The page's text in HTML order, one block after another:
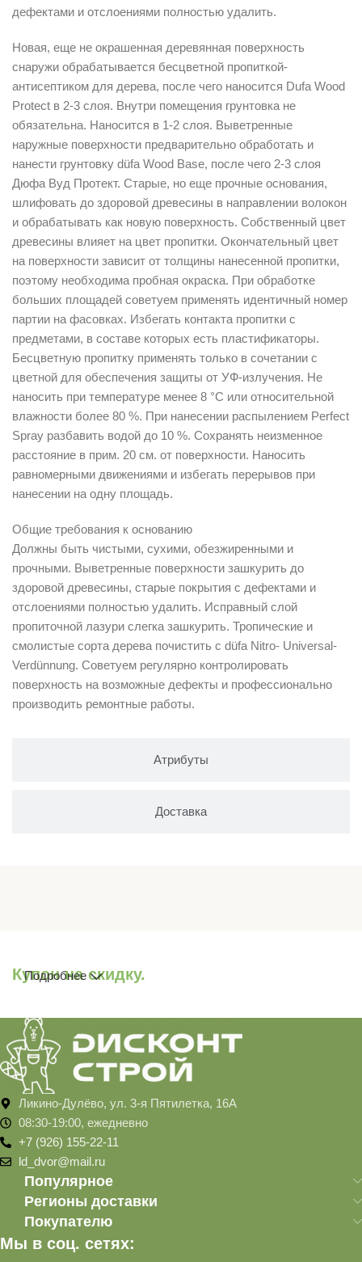
Атрибуты
Доставка
дефектами и отслоениями полностью удалить.
Новая, еще не окрашенная деревянная поверхность
снаружи обрабатывается бесцветной пропиткой-
антисептиком для дерева, после чего наносится Dufa Wood
Protect в 2-3 слоя. Внутри помещения грунтовка не
обязательна. Наносится в 1-2 слоя. Выветренные
наружные поверхности предварительно обработать и
нанести грунтовку düfa Wood Base, после чего 2-3 слоя
Дюфа Вуд Протект. Старые, но еще прочные основания,
шлифовать до здоровой древесины в направлении волокон
и обрабатывать как новую поверхность. Собственный цвет
древесины влияет на цвет пропитки. Окончательный цвет
на поверхности зависит от толщины нанесенной пропитки,
поэтому необходима пробная окраска. При обработке
больших площадей советуем применять идентичный номер
партии на фасовках. Избегать контакта пропитки с
предметами, в составе которых есть пластификаторы.
Бесцветную пропитку применять только в сочетании с
цветной для обеспечения защиты от УФ-излучения. Не
наносить при температуре менее 8 °C или относительной
влажности более 80 %. При нанесении распылением Perfect
Spray разбавить водой до 10 %. Сохранять неизменное
расстояние в прим. 20 см. от поверхности. Наносить
равномерными движениями и избегать перерывов при
нанесении на одну площадь.
Общие требования к основанию
Должны быть чистыми, сухими, обезжиренными и
прочными. Выветренные поверхности зашкурить до
здоровой древесины, старые покрытия с дефектами и
отслоениями полностью удалить. Исправный слой
пропиточной лазури слегка зашкурить. Тропические и
смолистые сорта дерева почистить с düfa Nitro- Universal-
Verdünnung. Советуем регулярно контролировать
поверхность на возможные дефекты и профессионально
производить ремонтные работы.
Купон на скидку.
Подробнее
Ликино-Дулёво, ул. 3-я Пятилетка, 16А
08:30-19:00, ежедневно
+7 (926) 155-22-11
ld_dvor@mail.ru
Популярное
Регионы доставки
Покупателю
Мы в соц. сетях: